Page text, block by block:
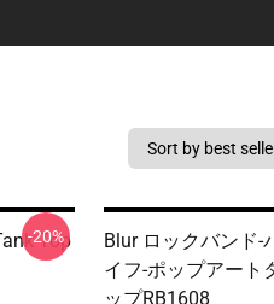
Top
-20%
Blur ロックバンド-
イフ-ポップアート
ップRB1608